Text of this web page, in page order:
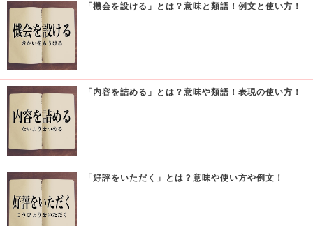
「機会を設ける」とは？意味と類語！例文と使い方！
「内容を詰める」とは？意味や類語！表現の使い方！
「好評をいただく」とは？意味や使い方や例文！